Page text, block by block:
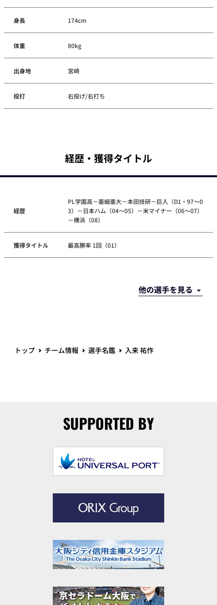
身長 174cm
体重 80kg
出身地 宮崎
投打 右投げ/右打ち
経歴・獲得タイトル
経歴
PL学園高－亜細亜大－本田技研－巨人（D1・97～0
3）－日本ハム（04～05）－米マイナー（06～07）
－横浜（08）
獲得タイトル 最高勝率 1回（01）
トップ チーム情報 選手名鑑 入来 祐作
SUPPORTED BY